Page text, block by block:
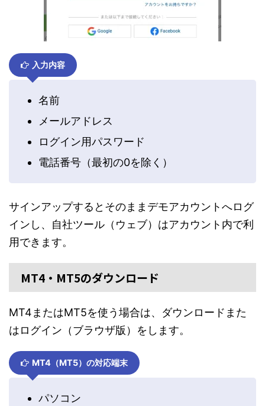
入力内容
名前
メールアドレス
ログイン用パスワード
電話番号（最初の0を除く）
サインアップするとそのままデモアカウントへログ
インし、自社ツール（ウェブ）はアカウント内で利
用できます。
MT4・MT5のダウンロード
MT4またはMT5を使う場合は、ダウンロードまた
はログイン（ブラウザ版）をします。
MT4（MT5）の対応端末
パソコン